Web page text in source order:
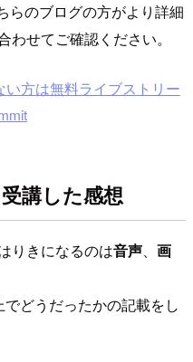
らのブログの方がより詳細
せてご確認ください。
い方は無料ライブストリー
講した感想
りきになるのは音声
画
どうだったかの記載をし